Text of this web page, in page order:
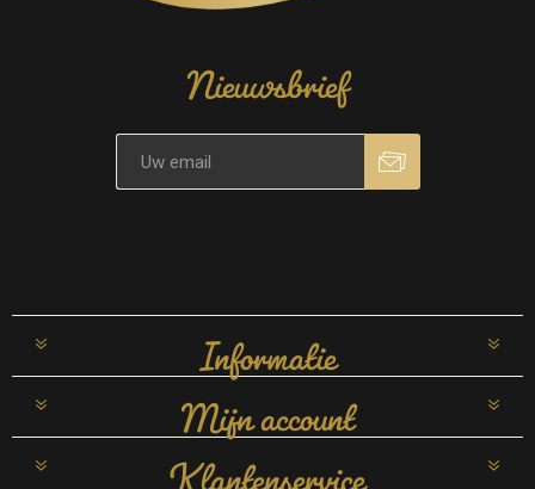
Nieuwsbrief
Informatie
Mijn account